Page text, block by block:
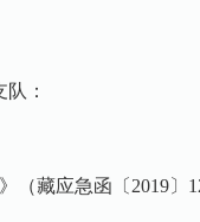
：
藏应急函〔2019〕